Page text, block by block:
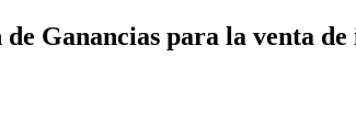
Ganancias para la venta